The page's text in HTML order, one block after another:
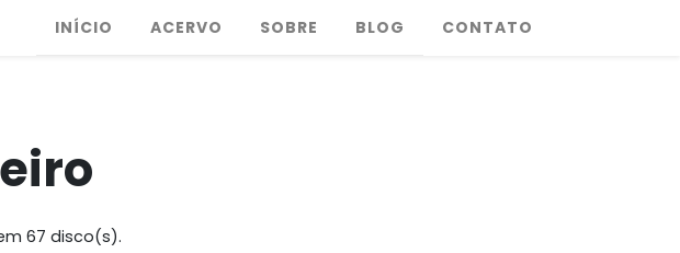
INÍCIO ACERVO SOBRE BLOG CONTATO
67 disco(s).